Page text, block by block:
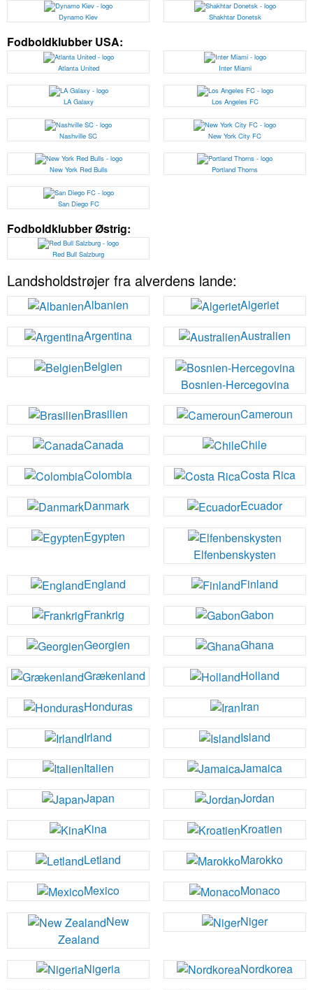
Dynamo Kiev Shakhtar Donetsk
Fodboldklubber USA:
Atlanta United Inter Miami
LA Galaxy Los Angeles FC
Nashville SC New York City FC
New York Red Bulls Portland Thorns
San Diego FC
Fodboldklubber Østrig:
Red Bull Salzburg
Landsholdstrøjer fra alverdens lande:
Albanien
Algeriet
Argentina
Australien
Belgien
Bosnien-Hercegovina
Brasilien
Cameroun
Canada
Chile
Colombia
Costa Rica
Danmark
Ecuador
Egypten
Elfenbenskysten
England
Finland
Frankrig
Gabon
Georgien
Ghana
Grækenland
Holland
Honduras
Iran
Irland
Island
Italien
Jamaica
Japan
Jordan
Kina
Kroatien
Letland
Marokko
Mexico
Monaco
New
Zealand
Niger
Nigeria
Nordkorea